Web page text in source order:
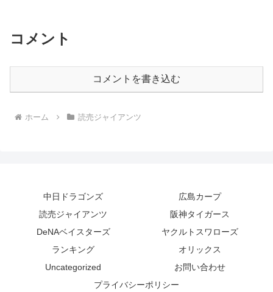
コメント
コメントを書き込む
ホーム 読売ジャイアンツ
中日ドラゴンズ
広島カープ
読売ジャイアンツ
阪神タイガース
DeNAベイスターズ
ヤクルトスワローズ
ランキング
オリックス
Uncategorized
お問い合わせ
プライバシーポリシー